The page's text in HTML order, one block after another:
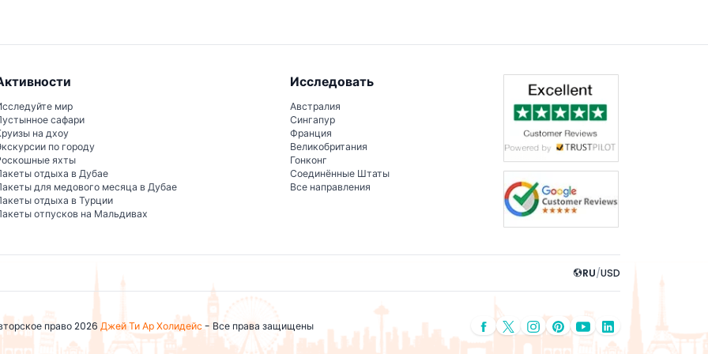
мир
сафари
на дхоу
по городу
яхты
отдыха в Дубае
для медового месяца в Дубае
отдыха в Турции
отпусков на Мальдивах
Исследовать
Австралия
Сингапур
Франция
Великобритания
Гонконг
Соединённые Штаты
Все направления
RU/USD
право 2026 Джей Ти Ар Холидейс- Все права защищены